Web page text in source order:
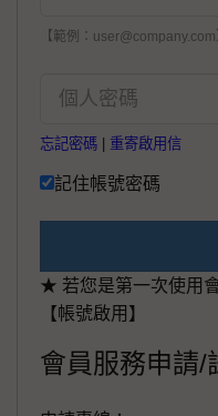
【範例：user@company.com
忘記密碼 重寄啟用信
記住帳號密碼
★ 若您是第一次使用
【帳號啟用】
會員服務申請/